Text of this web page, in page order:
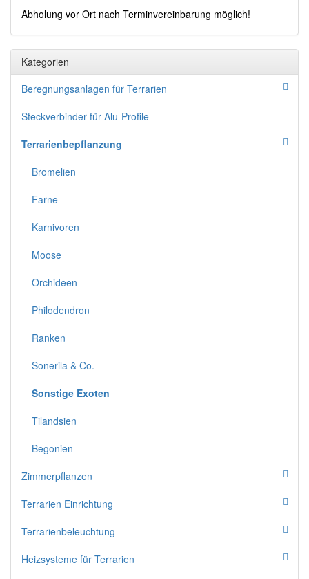
Abholung vor Ort nach Terminvereinbarung möglich!
Kategorien
Beregnungsanlagen für Terrarien
Steckverbinder für Alu-Profile
Terrarienbepflanzung
Bromelien
Farne
Karnivoren
Moose
Orchideen
Philodendron
Ranken
Sonerila & Co.
Sonstige Exoten
Tilandsien
Begonien
Zimmerpflanzen
Terrarien Einrichtung
Terrarienbeleuchtung
Heizsysteme für Terrarien